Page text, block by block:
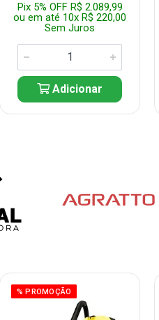
Pix 5% OFF R$ 2.089,99
ou em até 10x R$ 220,00
Sem Juros
Adicionar
% PROMOÇÃO